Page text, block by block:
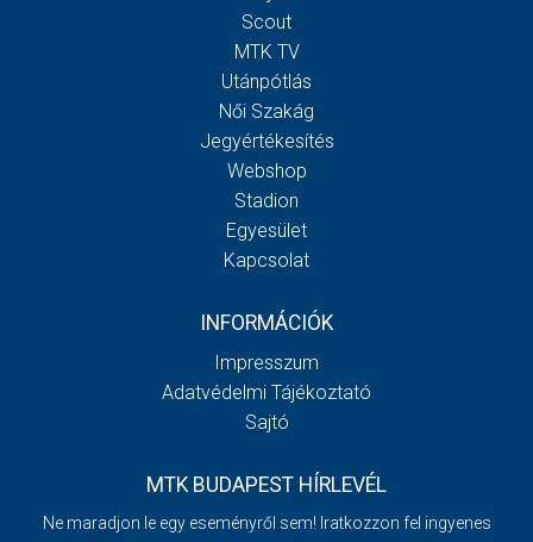
Scout
MTK TV
Utánpótlás
Női Szakág
Jegyértékesítés
Webshop
Stadion
Egyesület
Kapcsolat
INFORMÁCIÓK
Impresszum
Adatvédelmi Tájékoztató
Sajtó
MTK BUDAPEST HÍRLEVÉL
Ne maradjon le egy eseményről sem! Iratkozzon fel ingyenes